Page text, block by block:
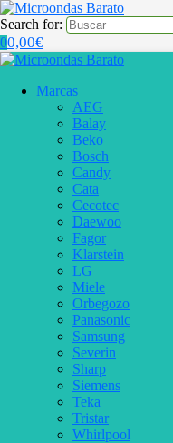
Search for:
00,00€
Marcas
AEG
Balay
Beko
Bosch
Candy
Cata
Cecotec
Daewoo
Fagor
Klarstein
LG
Miele
Orbegozo
Panasonic
Samsung
Severin
Sharp
Siemens
Teka
Tristar
Whirlpool